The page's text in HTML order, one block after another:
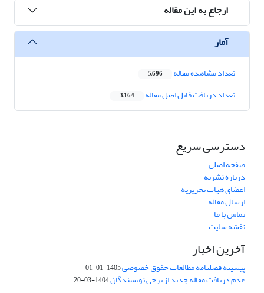
ارجاع به این مقاله
آمار
تعداد مشاهده مقاله 5,696
تعداد دریافت فایل اصل مقاله 3,164
دسترسی سریع
صفحه اصلی
درباره نشریه
اعضای هیات تحریریه
ارسال مقاله
تماس با ما
نقشه سایت
آخرین اخبار
پیشینه فصلنامه مطالعات حقوق خصوصی1405-01-01
عدم دریافت مقاله جدید از برخی نویسندگان1404-03-20